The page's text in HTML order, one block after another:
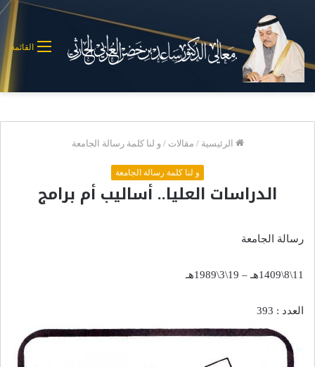
القائمة
الرئيسية / مقالات / و لنا كلمة رسالة الجامعة
و لنا كلمة رسالة الجامعة
الدراسات العليا.. أساليب أم برامج
رسالة الجامعة
11\8\1409هـ – 19\3\1989هـ
العدد : 393